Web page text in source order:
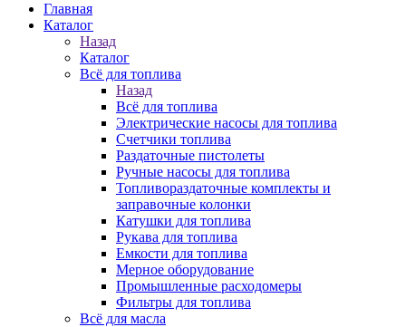
Главная
Каталог
Назад
Каталог
Всё для топлива
Назад
Всё для топлива
Электрические насосы для топлива
Счетчики топлива
Раздаточные пистолеты
Ручные насосы для топлива
Топливораздаточные комплекты и
заправочные колонки
Катушки для топлива
Рукава для топлива
Емкости для топлива
Мерное оборудование
Промышленные расходомеры
Фильтры для топлива
Всё для масла